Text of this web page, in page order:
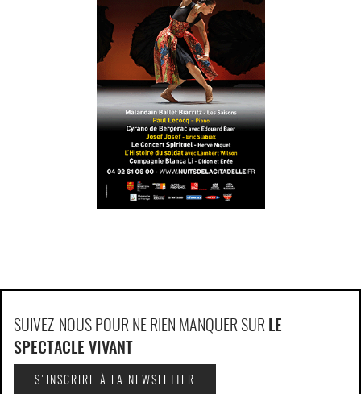
SUIVEZ-NOUS POUR NE RIEN MANQUER SUR LE
SPECTACLE VIVANT
S'INSCRIRE À LA NEWSLETTER